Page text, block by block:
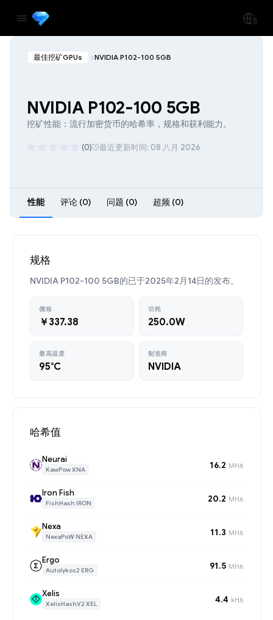
最佳挖矿GPUs NVIDIA P102-100 5GB
NVIDIA P102-100 5GB
挖矿性能：流行加密货币的哈希率，规格和获利能力。
(0) 最近更新时间: 08 八月 2026
性能 评论 (0) 问题 (0) 超频 (0)
规格
NVIDIA P102-100 5GB的已于2025年2月14日的发布。
價格
￥337.38
功耗
250.0W
最高温度
95°C
制造商
NVIDIA
哈希值
Neurai
KawPow XNA 16.2 MH/s
Iron Fish
FishHash IRON 20.2 MH/s
Nexa
NexaPoW NEXA 11.3 MH/s
Ergo
Autolykos2 ERG 91.5 MH/s
Xelis
XelisHashV2 XEL 4.4 kH/s